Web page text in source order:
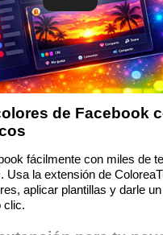
de Facebook
fácilmente con miles de
Usa la extensión de
aplicar plantillas y darle
clic.